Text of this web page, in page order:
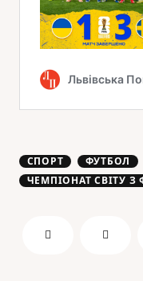
СПОРТ
ФУТБОЛ
ЧЕМПІОНАТ СВІТУ З